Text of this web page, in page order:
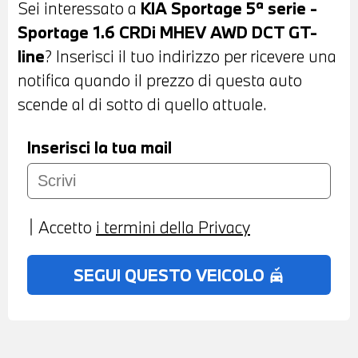
POSTERIORE CON SURROUND VIEW 360°
- FARI A LED - BARRE PORTATUTTO SUL
TETTO - PORTELLONE POSTERIORE
AUTOMATICO - TETTUCCIO
PANORAMICO IN VETRO APRIBILE
ELETTRONICAMENTE - INTERNI IN PELLE
MISTO STOFFA NERA - SEDILI SPORTIVI
REGOLABILI ELETTRONICAMENTE -
COMANDI MULTIFUNZIONE - CRUISE
CONTROL - CAMBIO AUTOMATICO -
PADDLE AL VOLANTE - FRENATA DI
Sei interessato a KIA Sportage 5ª serie -
Sportage 1.6 CRDi MHEV AWD DCT GT-
line? Inserisci il tuo indirizzo per ricevere una
notifica quando il prezzo di questa auto
scende al di sotto di quello attuale.
Inserisci la tua mail
Accetto i termini della Privacy
SEGUI QUESTO VEICOLO no_crash